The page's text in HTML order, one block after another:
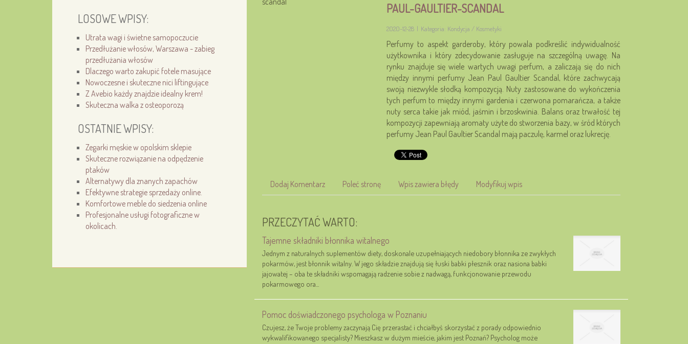
LOSOWE WPISY:
Utrata wagi i świetne samopoczucie
Przedłużanie włosów, Warszawa - zabieg
przedłużania włosów
Dlaczego warto zakupić fotele masujące
Nowoczesne i skuteczne nici liftingujące
Z Avebio każdy znajdzie idealny krem!
Skuteczna walka z osteoporozą
OSTATNIE WPISY:
Zegarki męskie w opolskim sklepie
Skuteczne rozwiązanie na odpędzenie
ptaków
Alternatywy dla znanych zapachów
Efektywne strategie sprzedaży online.
Komfortowe meble do siedzenia online
Profesjonalne usługi fotograficzne w
okolicach.
PAUL-GAULTIER-SCANDAL
2020-12-28 | Kategoria: Kondycja / Kosmetyki
Perfumy to aspekt garderoby, który powala podkreślić indywidualność
użytkownika i który zdecydowanie zasługuje na szczególną uwagę. Na
rynku znajduje się wiele wartych uwagi perfum, a zaliczają się do nich
między innymi perfumy Jean Paul Gaultier Scandal, które zachwycają
swoją niezwykle słodką kompozycją. Nuty zastosowane do wykończenia
tych perfum to między innymi gardenia i czerwona pomarańcza, a także
nuty serca takie jak miód, jaśmin i brzoskwinia. Balans oraz trwałość tej
kompozycji zapewniają aromaty użyte do stworzenia bazy, w śród których
perfumy Jean Paul Gaultier Scandal mają paczulę, karmel oraz lukrecję.
Dodaj Komentarz Poleć stronę Wpis zawiera błędy Modyfikuj wpis
PRZECZYTAĆ WARTO:
Tajemne składniki błonnika witalnego
Jednym z naturalnych suplementów diety, doskonale uzupełniających niedobory błonnika ze zwykłych
pokarmów, jest błonnik witalny. W jego składzie znajdują się łuski babki płesznik oraz nasiona babki
jajowatej – oba te składniki wspomagają radzenie sobie z nadwagą, funkcjonowanie przewodu
pokarmowego ora...
Pomoc doświadczonego psychologa w Poznaniu
Czujesz, że Twoje problemy zaczynają Cię przerastać i chciałbyś skorzystać z porady odpowiednio
wykwalifikowanego specjalisty? Mieszkasz w dużym mieście, jakim jest Poznań? Psycholog może